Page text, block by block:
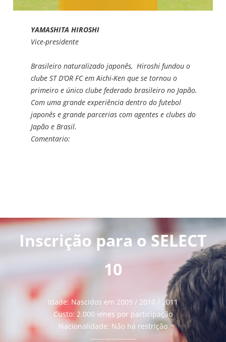
YAMASHITA HIROSHI
Vice-presidente
Brasileiro naturalizado japonês, Hiroshi fundou o
clube ST D’OR FC em Aichi-Ken que se tornou o
primeiro e único clube federado brasileiro no Japão.
Com uma grande experiência dentro do futebol
japonês e grande parcerias com agentes e clubes do
Japão e Brasil.
Comentario:
Inscrição para o SELECT
10
Idade: Nascidos em 2009 / 2010 / 2011
Custo: 2.000 ienes por participação
Nacionalidade: Não há restrição
——————–